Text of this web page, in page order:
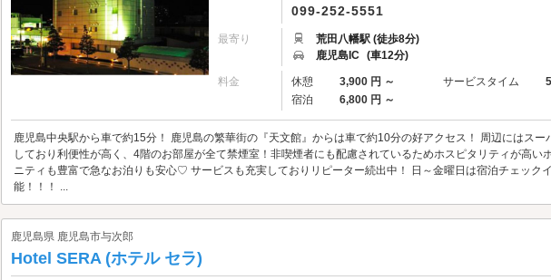
099-252-5551
最寄り
荒田八幡駅 (徒歩8分)
鹿児島IC (車12分)
料金 休憩 3,900 円 ～ サービスタイム
宿泊
6,800 円 ～
鹿児島中央駅から車で約15分！ 鹿児島の繁華街の『天文館』からは車で約10分の好アクセス！ 周辺にはスー
しており利便性が高く、4階のお部屋が全て禁煙室！非喫煙者にも配慮されているためホスピタリティが高い
ニティも豊富で急なお泊りも安心♡ サービスも充実しておりリピーター続出中！ 日～金曜日は宿泊チェック
能！！！ ...
鹿児島県 鹿児島市与次郎
Hotel SERA (ホテル セラ)